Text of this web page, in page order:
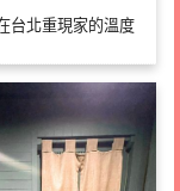
台北重現家的溫度